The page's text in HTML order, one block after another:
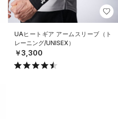
UAヒートギア アームスリーブ（ト
レーニング/UNISEX）
￥3,300